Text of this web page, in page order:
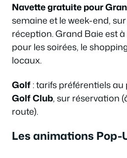
Navette gratuite pour
semaine et le week-end,
réception. Grand Baie est
pour les soirées, le
locaux.
Golf: tarifs préférentiels
Golf Club, sur réservation
route).
Les animations Pop-